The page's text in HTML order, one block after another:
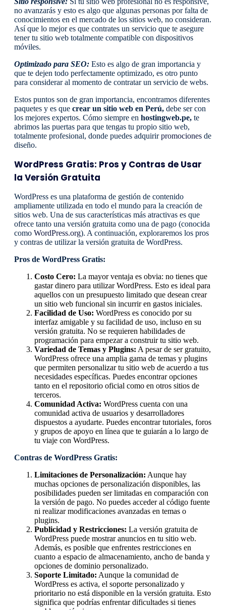
no avanzarás y esto es algo que algunas personas por falta de
conocimientos en el mercado de los sitios web, no consideran.
Así que lo mejor es que contrates un servicio que te asegure
tener tu sitio web totalmente compatible con dispositivos
móviles.
Optimizado para SEO: Esto es algo de gran importancia y
que te dejen todo perfectamente optimizado, es otro punto
para considerar al momento de contratar un servicio de webs.
Estos puntos son de gran importancia, encontramos diferentes
paquetes y es que crear un sitio web en Perú, debe ser con
los mejores expertos. Cómo siempre en hostingweb.pe, te
abrimos las puertas para que tengas tu propio sitio web,
totalmente profesional, donde puedes adquirirpromociones de
diseño.
WordPress Gratis: Pros y Contras de Usar
la Versión Gratuita
WordPress es una plataforma de gestión de contenido
ampliamente utilizada en todo el mundo para la creación de
sitios web. Una de sus características más atractivas es que
ofrece tanto una versión gratuita como una de pago (conocida
como WordPress.org). A continuación, exploraremos los pros
y contras de utilizar la versión gratuita de WordPress.
Pros de WordPress Gratis:
Costo Cero: La mayor ventaja es obvia: no tienes que
gastar dinero para utilizar WordPress. Esto es ideal para
aquellos con un presupuesto limitado que desean crear
un sitio web funcional sin incurrir en gastos iniciales.
Facilidad de Uso: WordPress es conocido por su
interfaz amigable y su facilidad de uso, incluso en su
versión gratuita. No se requieren habilidades de
programación para empezar a construir tu sitio web.
Variedad de Temas y Plugins: A pesar de ser gratuito,
WordPress ofrece una amplia gama de temas y plugins
que permiten personalizar tu sitio web de acuerdo a tus
necesidades específicas. Puedes encontrar opciones
tanto en el repositorio oficial como en otros sitios de
terceros.
Comunidad Activa: WordPress cuenta con una
comunidad activa de usuarios y desarrolladores
dispuestos a ayudarte. Puedes encontrar tutoriales, foros
y grupos de apoyo en línea que te guiarán a lo largo de
tu viaje con WordPress.
Contras de WordPress Gratis:
Limitaciones de Personalización: Aunque hay
muchas opciones de personalización disponibles, las
posibilidades pueden ser limitadas en comparación con
la versión de pago. No puedes acceder al código fuente
ni realizar modificaciones avanzadas en temas o
plugins.
Publicidad y Restricciones: La versión gratuita de
WordPress puede mostrar anuncios en tu sitio web.
Además, es posible que enfrentes restricciones en
cuanto a espacio de almacenamiento, ancho de banda y
opciones de dominio personalizado.
Soporte Limitado: Aunque la comunidad de
WordPress es activa, el soporte personalizado y
prioritario no está disponible en la versión gratuita. Esto
significa que podrías enfrentar dificultades si tienes